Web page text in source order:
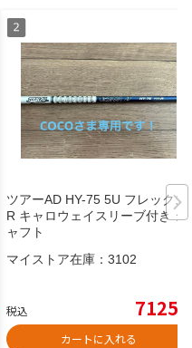
ツアーAD HY-75 5U フレックス
R キャロウェイスリーブ付き シ
ャフト
マイストア在庫： 3102
税込 7125
カートに入れる